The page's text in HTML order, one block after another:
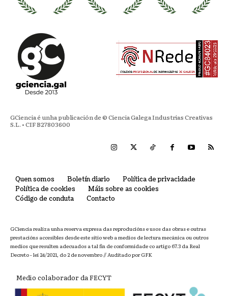
GCiencia é unha publicación de © Ciencia Galega Industrias Creativas
S.L. • CIF B27803600
Quen somos Boletín diario
Política de privacidade
Política de cookies
Máis sobre as cookies
Código de conduta
Contacto
GCiencia realiza unha reserva expresa das reproducións e usos das obras e outras
prestacións accesibles desde este sitio web a medios de lectura mecánica ou outros
medios que resulten adecuados a tal fin de conformidade co artigo 67.3 da Real
Decreto - lei 24/2021, do 2 de novembro // Auditado por GFK
Medio colaborador da FECYT